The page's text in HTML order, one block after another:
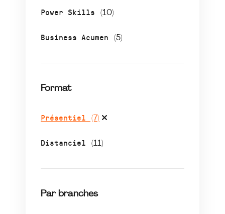
Power Skills (10)
Business Acumen (5)
Format
Présentiel (7)
Distanciel (11)
Par branches